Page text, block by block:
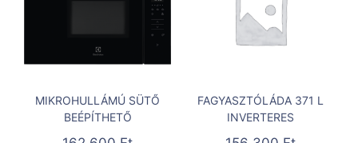
MIKROHULLÁMÚ SÜTŐ
BEÉPÍTHETŐ
FAGYASZTÓLÁDA 371 L
INVERTERES